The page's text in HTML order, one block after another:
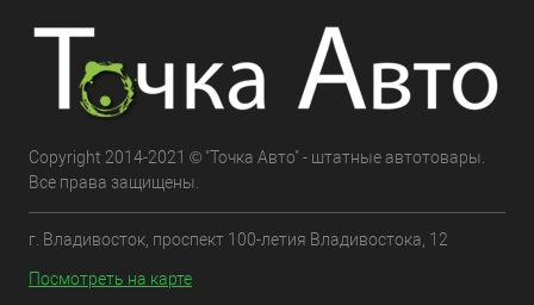
Copyright 2014-2021 © "Точка Авто" - штатные автотовары.
Все права защищены.
г. Владивосток, проспект 100-летия Владивостока, 12
Посмотреть на карте